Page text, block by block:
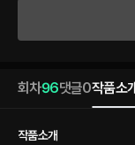
회차96댓글0작품소
작품소개